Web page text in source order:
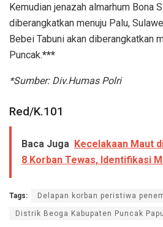
Kemudian jenazah almarhum Bona
diberangkatkan menuju Palu,
Bebei Tabuni akan diberangkatkan
Puncak.***
*Sumber: Div.Humas Polri
Red/K.101
Baca Juga Kecelakaan Maut
8 Korban Tewas, Identifikasi
Tags: Delapan korban peristiwa
Distrik Beoga Kabupaten Puncak